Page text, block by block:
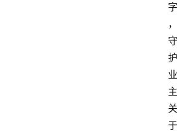
字
，
守
护
业
主
关
于